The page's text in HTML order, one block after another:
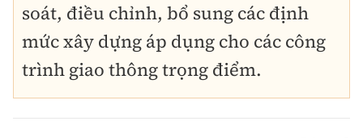
soát, điều chỉnh, bổ sung các định
mức xây dựng áp dụng cho các công
trình giao thông trọng điểm.